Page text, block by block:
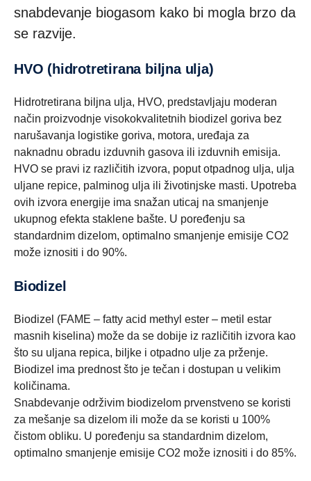
snabdevanje biogasom kako bi mogla brzo da
se razvije.
HVO (hidrotretirana biljna ulja)
Hidrotretirana biljna ulja, HVO, predstavljaju moderan
način proizvodnje visokokvalitetnih biodizel goriva bez
narušavanja logistike goriva, motora, uređaja za
naknadnu obradu izduvnih gasova ili izduvnih emisija.
HVO se pravi iz različitih izvora, poput otpadnog ulja, ulja
uljane repice, palminog ulja ili životinjske masti. Upotreba
ovih izvora energije ima snažan uticaj na smanjenje
ukupnog efekta staklene bašte. U poređenju sa
standardnim dizelom, optimalno smanjenje emisije CO2
može iznositi i do 90%.
Biodizel
Biodizel (FAME – fatty acid methyl ester – metil estar
masnih kiselina) može da se dobije iz različitih izvora kao
što su uljana repica, biljke i otpadno ulje za prženje.
Biodizel ima prednost što je tečan i dostupan u velikim
količinama.
Snabdevanje održivim biodizelom prvenstveno se koristi
za mešanje sa dizelom ili može da se koristi u 100%
čistom obliku. U poređenju sa standardnim dizelom,
optimalno smanjenje emisije CO2 može iznositi i do 85%.